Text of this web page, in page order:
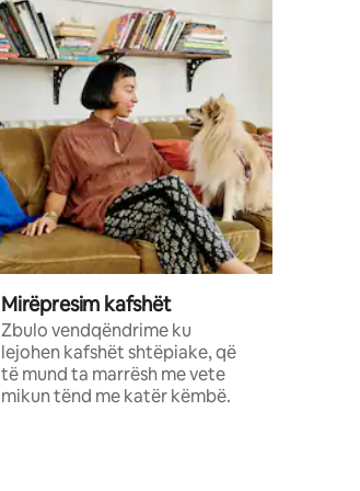
Mirëpresim kafshët
Zbulo vendqëndrime ku
lejohen kafshët shtëpiake, që
të mund ta marrësh me vete
mikun tënd me katër këmbë.